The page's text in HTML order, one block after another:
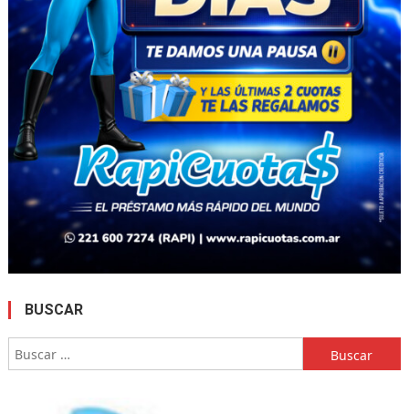
BUSCAR
Buscar: